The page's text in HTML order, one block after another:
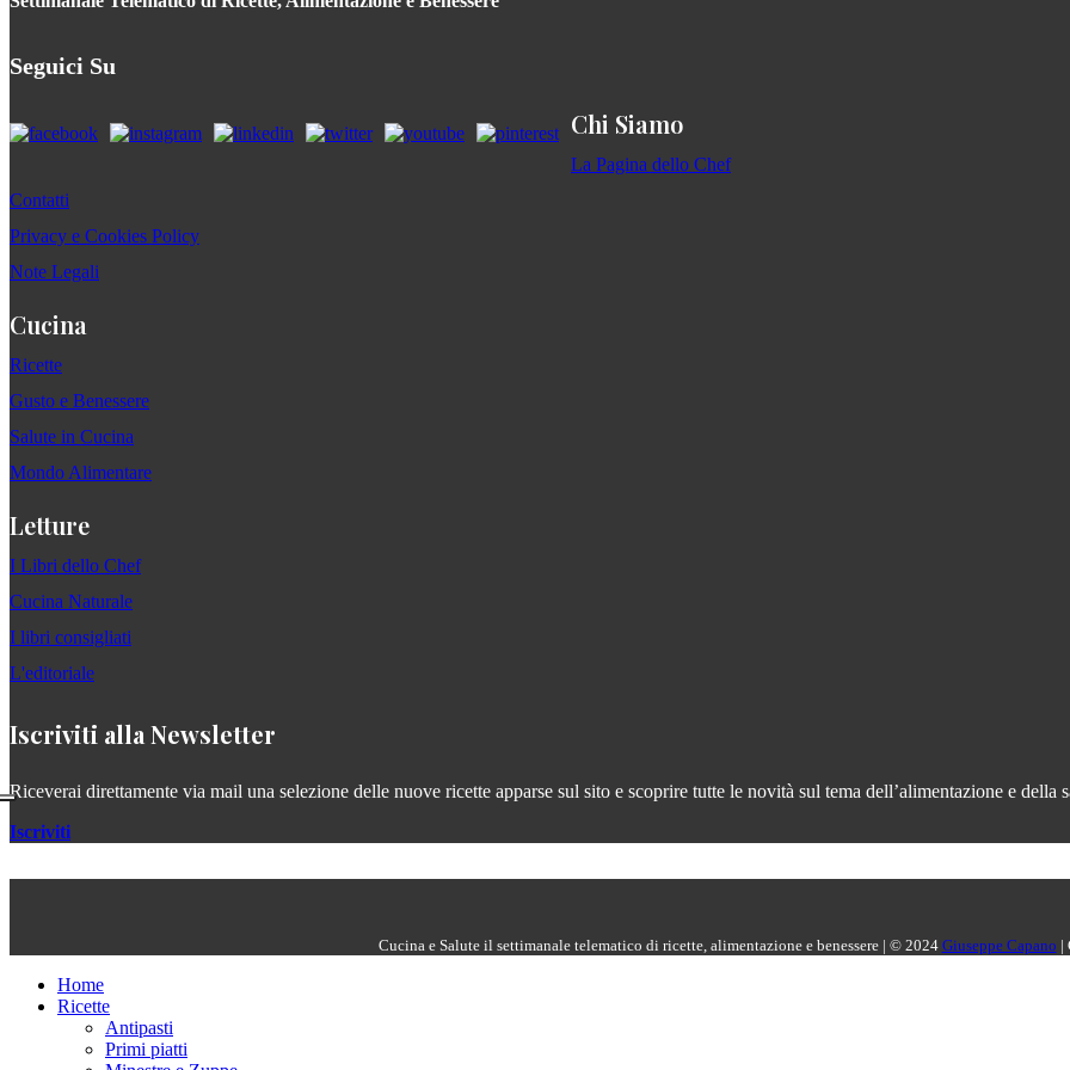
Seguici Su
Chi Siamo
La Pagina dello Chef
Contatti
Privacy e Cookies Policy
Note Legali
Cucina
Ricette
Gusto e Benessere
Salute in Cucina
Mondo Alimentare
Letture
I Libri dello Chef
Cucina Naturale
I libri consigliati
L'editoriale
Iscriviti alla Newsletter
Riceverai direttamente via mail una selezione delle nuove ricette apparse sul sito e scoprire tutte le novità sul tema dell’alimentazione e della
Iscriviti
Cucina e Salute il settimanale telematico di ricette, alimentazione e benessere | © 2024 Giuseppe Capano |
Home
Ricette
Antipasti
Primi piatti